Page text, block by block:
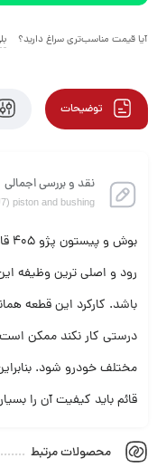
آیا قیمت مناسب‌تری سراغ دارید؟
توضیحات
نقد و بررسی اجمالی
piston and bushing
رود و اصلی ترین وظیفه
باشد. کارکرد این قطعه
درستی کار نکند ممکن
قائم باید کیفیت آن را
محصولات مرتبط